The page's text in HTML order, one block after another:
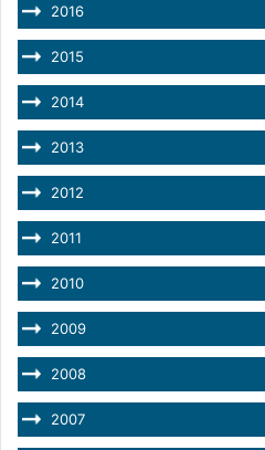
2016
2015
2014
2013
2012
2011
2010
2009
2008
2007